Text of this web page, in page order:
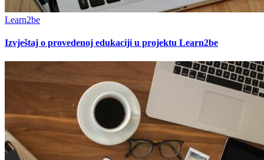
Learn2be
Izvještaj o provedenoj edukaciji u projektu Learn2be